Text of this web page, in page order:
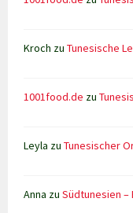
Kroch zuTunesische
1001food.de zu
Leyla zuTunesischer
Anna zuSüdtunesien